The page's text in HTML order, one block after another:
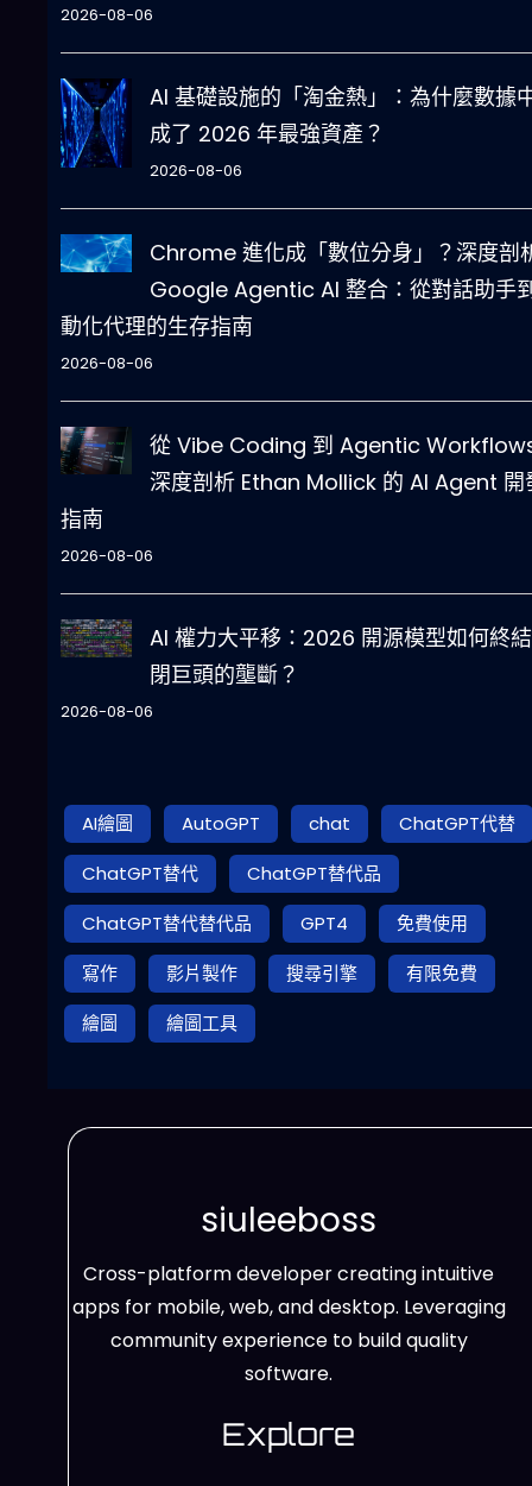
2026-08-06
AI 基礎設施的「淘金熱」：為什麼數據
成了 2026 年最強資產？
2026-08-06
Chrome 進化成「數位分身」？深度剖
Google Agentic AI 整合：從對話助手
動化代理的生存指南
2026-08-06
從 Vibe Coding 到 Agentic
深度剖析 Ethan Mollick 的 AI Agent 開
指南
2026-08-06
AI 權力大平移：2026 開源模型如何終
閉巨頭的壟斷？
2026-08-06
AI繪圖 AutoGPT chat
ChatGPT代替
ChatGPT替代
ChatGPT替代品
ChatGPT替代替代品
GPT4
免費使用
寫作
影片製作 搜尋引擎
有限免費
繪圖
繪圖工具
siuleeboss
Cross-platform developer creating intuitive
apps for mobile, web, and desktop. Leveraging
community experience to build quality
software.
Explore